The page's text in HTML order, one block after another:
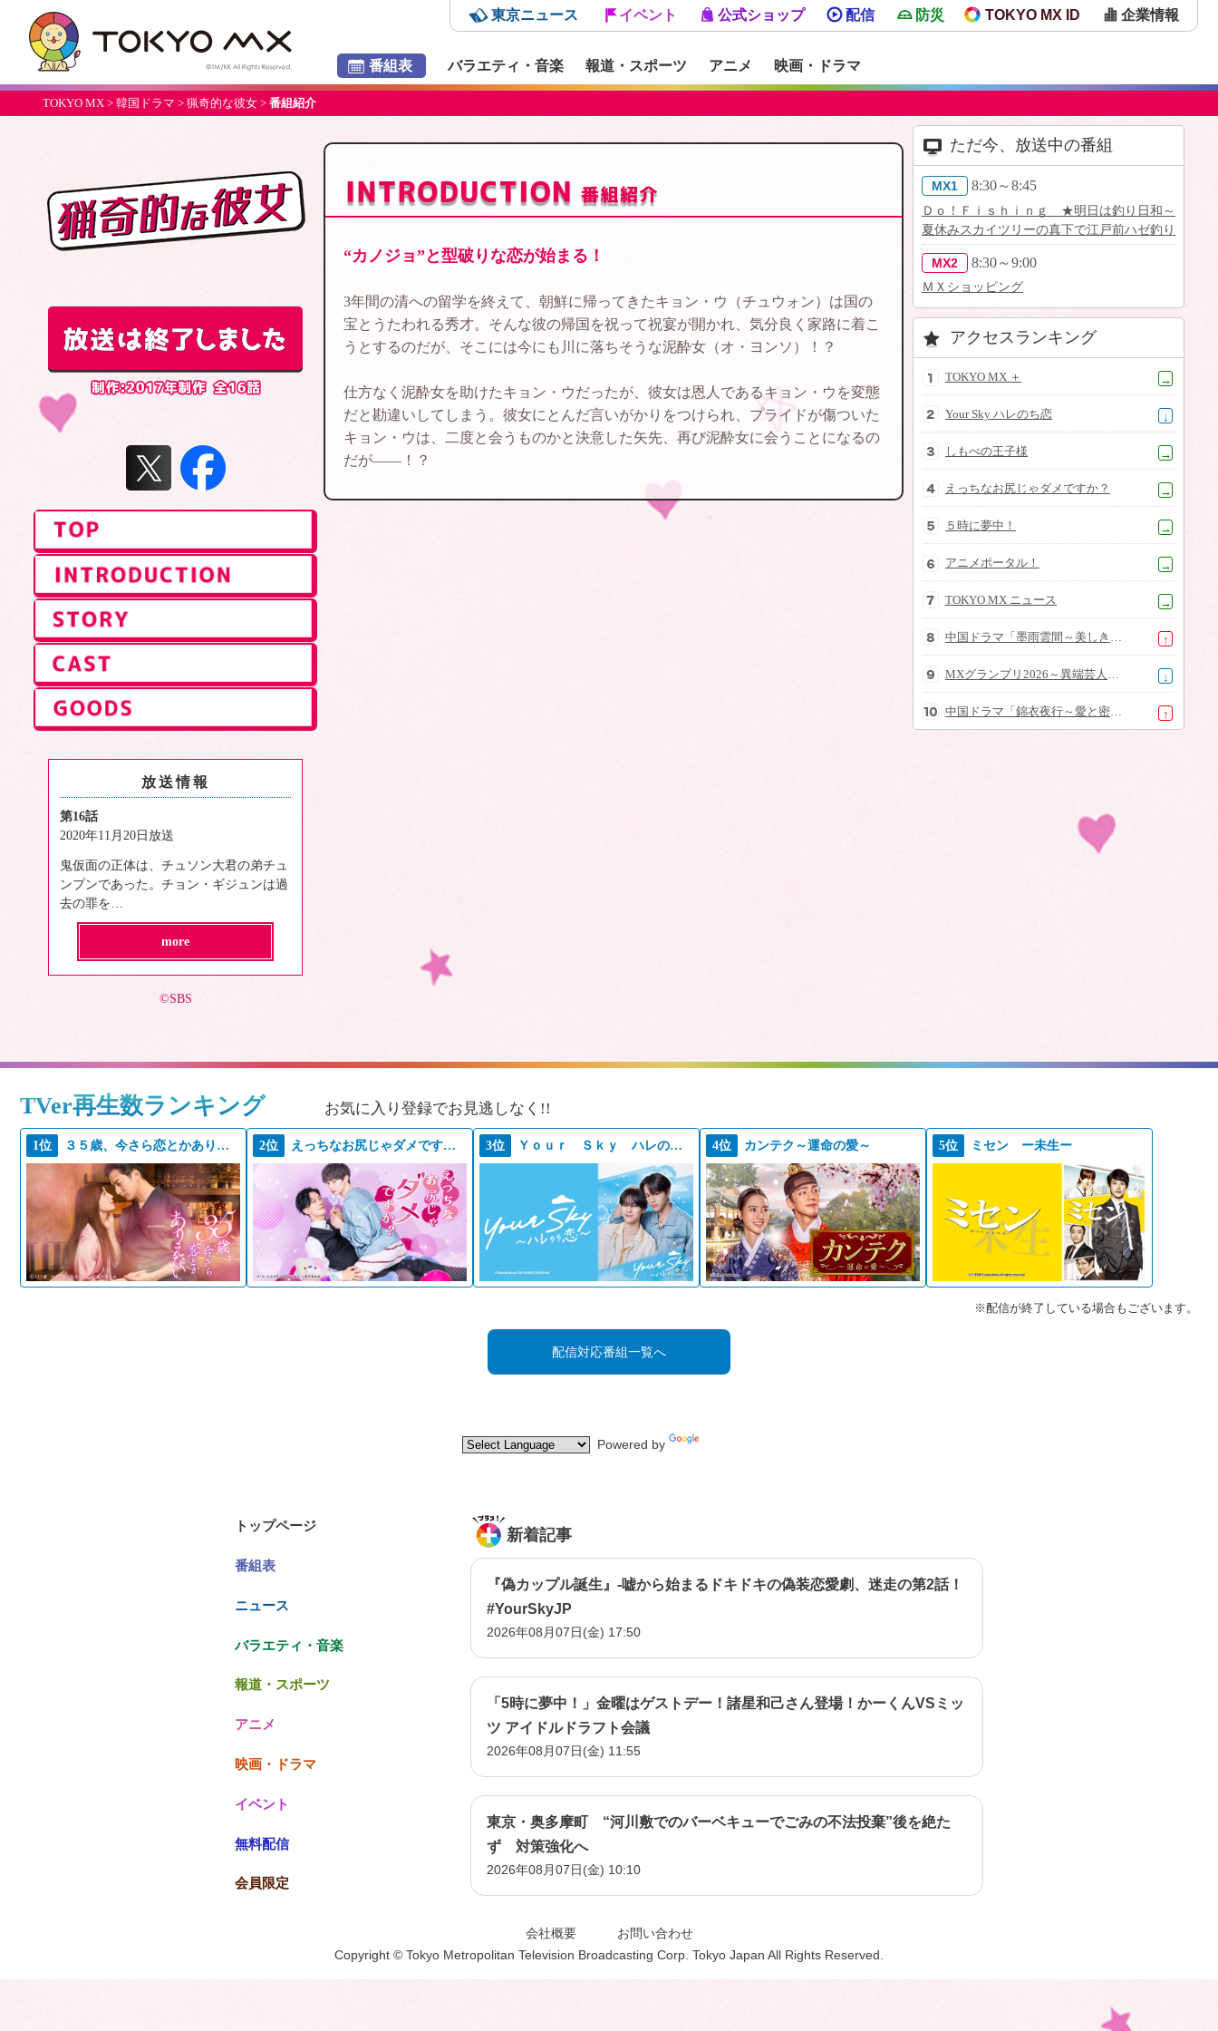
番組表 バラエティ・音楽 報道・スポーツ アニメ 映画・ドラマ
東京ニュース イベント 公式ショップ 配信 防災 TOKYO MX ID 企業情報
TOKYO MX > 韓国ドラマ > 猟奇的な彼女 > 番組紹介
放送情報
第16話
2020年11月20日放送
鬼仮面の正体は、チュソン大君の弟チュ
ンプンであった。チョン・ギジュンは過
去の罪を…
more
©SBS
“カノジョ”と型破りな恋が始まる！
3年間の清への留学を終えて、朝鮮に帰ってきたキョン・ウ（チュウォン）は国の
宝とうたわれる秀才。そんな彼の帰国を祝って祝宴が開かれ、気分良く家路に着こ
うとするのだが、そこには今にも川に落ちそうな泥酔女（オ・ヨンソ）！？
仕方なく泥酔女を助けたキョン・ウだったが、彼女は恩人であるキョン・ウを変態
だと勘違いしてしまう。彼女にとんだ言いがかりをつけられ、プライドが傷ついた
キョン・ウは、二度と会うものかと決意した矢先、再び泥酔女に会うことになるの
だが――！？
ただ今、放送中の番組
MX1 8:30～8:45
Ｄｏ！Ｆｉｓｈｉｎｇ ★明日は釣り日和～
夏休みスカイツリーの真下で江戸前ハゼ釣り
MX2 8:30～9:00
ＭＸショッピング
アクセスランキング
TOKYO MX ＋ →
Your Sky ハレのち恋 ↓
しもべの王子様 →
えっちなお尻じゃダメですか？ →
５時に夢中！ →
アニメポータル！ →
TOKYO MX ニュース →
↑
↓
↑
TVer再生数ランキング お気に入り登録でお見逃しなく!!
1位 ３５歳、今さら恋とかありえない 2位 えっちなお尻じゃダメですか？ 3位 Ｙｏｕｒ Ｓｋｙ ハレのち恋 4位 カンテク～運命の愛～ 5位 ミセン ー未生ー
※配信が終了している場合もございます。
配信対応番組一覧へ
Powered by
トップページ
番組表
ニュース
バラエティ・音楽
報道・スポーツ
アニメ
映画・ドラマ
イベント
無料配信
会員限定
新着記事
『偽カップル誕生』-嘘から始まるドキドキの偽装恋愛劇、迷走の第2話！
#YourSkyJP
2026年08月07日(金) 17:50
「5時に夢中！」金曜はゲストデー！諸星和己さん登場！かーくんVSミッ
ツ アイドルドラフト会議
2026年08月07日(金) 11:55
東京・奥多摩町 “河川敷でのバーベキューでごみの不法投棄”後を絶た
ず 対策強化へ
2026年08月07日(金) 10:10
会社概要
お問い合わせ
Copyright © Tokyo Metropolitan Television Broadcasting Corp. Tokyo Japan All Rights Reserved.